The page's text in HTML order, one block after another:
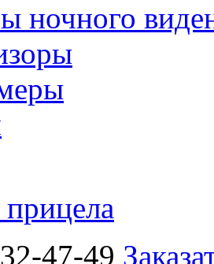
ночного
47-49